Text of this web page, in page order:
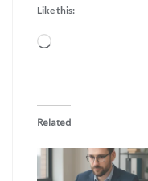
Like this:
Related